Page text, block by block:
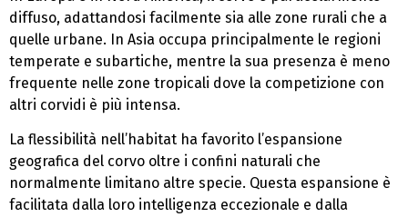
diffuso, adattandosi facilmente sia alle zone rurali che a
quelle urbane. In Asia occupa principalmente le regioni
temperate e subartiche, mentre la sua presenza è meno
frequente nelle zone tropicali dove la competizione con
altri corvidi è più intensa.
La flessibilità nell’habitat ha favorito l’espansione
geografica del corvo oltre i confini naturali che
normalmente limitano altre specie. Questa espansione è
facilitata dalla loro intelligenza eccezionale e dalla